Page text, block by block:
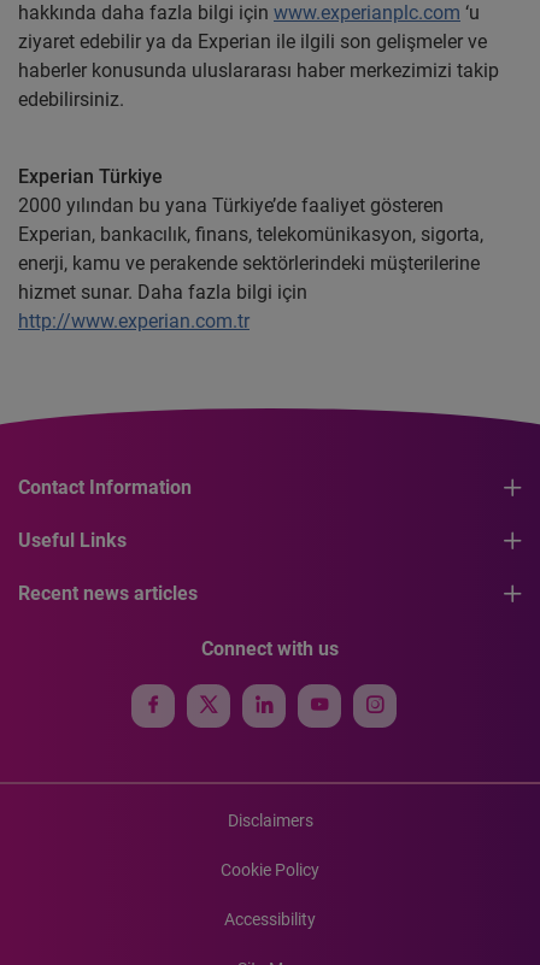
hakkında daha fazla bilgi için www.experianplc.com ‘u
ziyaret edebilir ya da Experian ile ilgili son gelişmeler ve
haberler konusunda uluslararası haber merkezimizi takip
edebilirsiniz.
Experian Türkiye
2000 yılından bu yana Türkiye’de faaliyet gösteren
Experian, bankacılık, finans, telekomünikasyon, sigorta,
enerji, kamu ve perakende sektörlerindeki müşterilerine
hizmet sunar. Daha fazla bilgi için
http://www.experian.com.tr
Contact Information
Useful Links
Recent news articles
Connect with us
Disclaimers
Cookie Policy
Accessibility